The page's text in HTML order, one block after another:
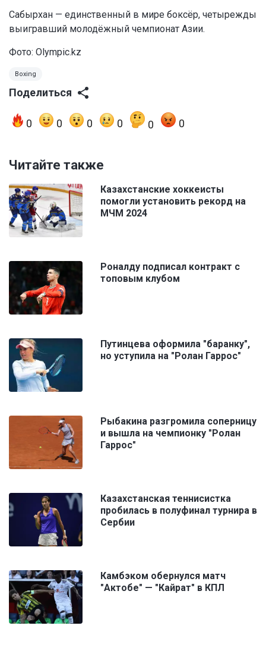
Сабырхан — единственный в мире боксёр, четырежды
выигравший молодёжный чемпионат Азии.
Фото: Olympic.kz
Boxing
Поделиться
0 0 0 0 0 0
Читайте также
Казахстанские хоккеисты
помогли установить рекорд на
МЧМ 2024
Роналду подписал контракт с
топовым клубом
Путинцева оформила "баранку",
но уступила на "Ролан Гаррос"
Рыбакина разгромила соперницу
и вышла на чемпионку "Ролан
Гаррос"
Казахстанская теннисистка
пробилась в полуфинал турнира в
Сербии
Камбэком обернулся матч
"Актобе" — "Кайрат" в КПЛ